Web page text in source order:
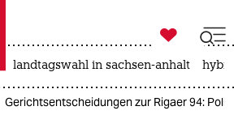
taz zahl ich
taz zahl ich

taz zahl ich
landtagswahl in sachsen-anhalt
Gerichtsentscheidungen zur Rigaer 94: